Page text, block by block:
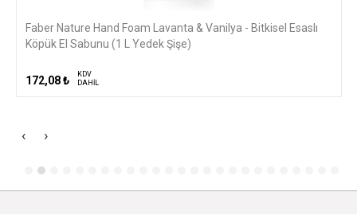
Faber Nature Hand Foam Lavanta & Vanilya - Bitkisel Esaslı
Köpük El Sabunu (1 L Yedek Şişe)
172,08 ₺
KDV
DAHİL
‹ ›